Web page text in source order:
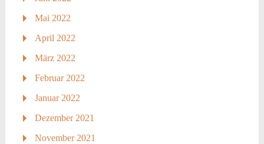
Mai 2022
April 2022
März 2022
Februar 2022
Januar 2022
Dezember 2021
November 2021